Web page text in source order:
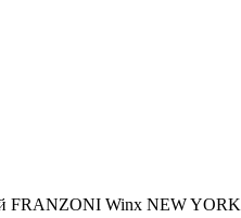
FRANZONI Winx NEW YORK